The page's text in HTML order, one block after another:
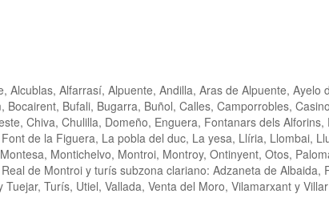
Alcublas, Alfarrasí, Alpuente, Andilla, Aras de Alpuente, Ayelo
Bufali, Bugarra, Buñol, Calles, Camporrobles,
Chiva, Chulilla, Domeño, Enguera, Fontanars dels Alforins,
de la Figuera, La pobla del duc, La yesa, Llíria, Llombai,
Montichelvo, Montroi, Montroy, Ontinyent, Otos,
de Montroi y turís subzona clariano: Adzaneta de Albaida,
Turís, Utiel, Vallada, Venta del Moro, Vilamarxant y